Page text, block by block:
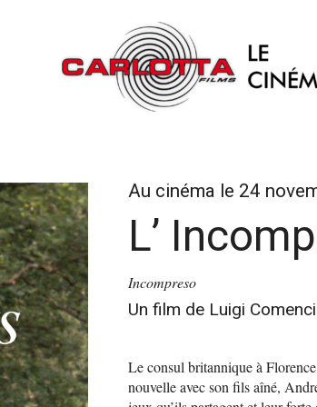
Au cinéma le 24
L’
Incompreso
Un film de Luigi
Le consul britannique à
nouvelle avec son fils aîné,